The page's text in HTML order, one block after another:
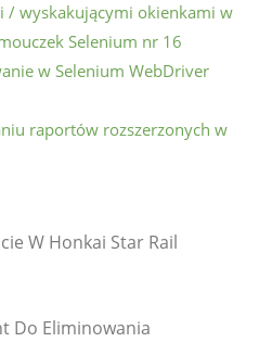
/ wyskakującymi okienkami w
Selenium nr 16
w Selenium WebDriver
raportów rozszerzonych w
W Honkai Star Rail
Do Eliminowania